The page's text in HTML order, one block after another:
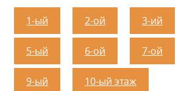
1-ый 2-ой 3-ий
5-ый 6-ой 7-ой
9-ый 10-ый этаж